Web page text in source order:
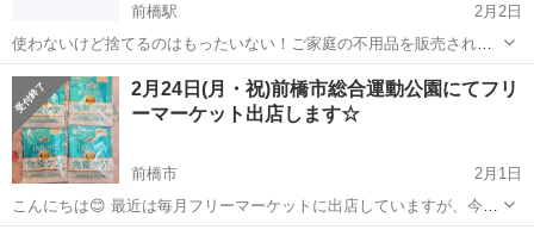
前橋駅
2月2日
使わないけど捨てるのはもったいない！ご家庭の不用品を販売されて
みてはいかがですか？ また、掘り出し物を探しに来るのも楽しいです
ね。 売る方、買う方、みなさまが楽しめるイベントにしたいので、 お
気軽にご来場してください...
群馬 前橋市 前橋駅 フリーマーケット アピタ
2月24日(月・祝)前橋市総合運動公園にてフリ
ーマーケット出店します☆
前橋市
2月1日
こんにちは😊 最近は毎月フリーマーケットに出店していますが、今月
も出店します！！ 2月24日(月・祝) 前橋市総合運動公園 9時～14時(12